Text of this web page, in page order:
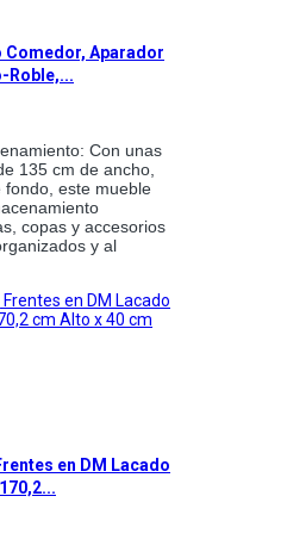
Comedor, Aparador
Roble,...
Con unas
135 cm de ancho,
este mueble
copas y accesorios
y al
en DM Lacado